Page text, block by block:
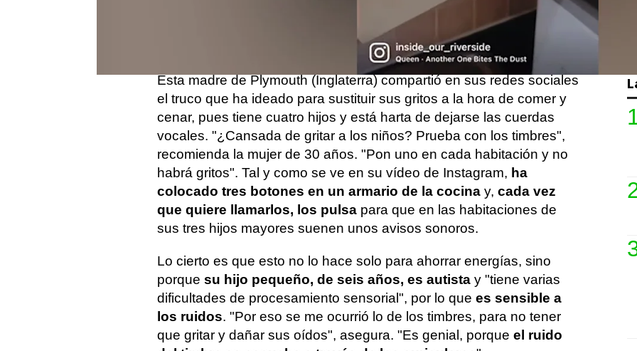
pequeños para ir a la mesa. Sin embargo,
Laura
ha decidido dejar de gastar tanta energía en
ha encontrado la solución perfecta
Esta madre de Plymouth (Inglaterra) compartió en sus redes sociales
el truco que ha ideado para sustituir sus gritos a la hora de comer y
cenar, pues tiene cuatro hijos y está harta de dejarse las cuerdas
vocales. "¿Cansada de gritar a los niños? Prueba con los timbres",
recomienda la mujer de 30 años. "Pon uno en cada habitación y no
habrá gritos". Tal y como se ve en su vídeo de Instagram, ha
colocado tres botones en un armario de la cocina y, cada vez
que quiere llamarlos, los pulsa para que en las habitaciones de
sus tres hijos mayores suenen unos avisos sonoros.
Lo cierto es que esto no lo hace solo para ahorrar energías, sino
porque su hijo pequeño, de seis años, es autista y "tiene varias
dificultades de procesamiento sensorial", por lo que es sensible a
los ruidos. "Por eso se me ocurrió lo de los timbres, para no tener
que gritar y dañar sus oídos", asegura. "Es genial, porque el ruido